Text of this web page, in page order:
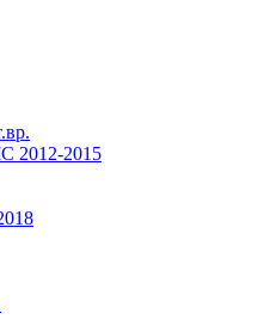
2012-2015